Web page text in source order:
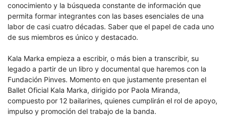
conocimiento y la búsqueda constante de información que
permita formar integrantes con las bases esenciales de una
labor de casi cuatro décadas. Saber que el papel de cada uno
de sus miembros es único y destacado.
Kala Marka empieza a escribir, o más bien a transcribir, su
legado a partir de un libro y documental que haremos con la
Fundación Pinves. Momento en que justamente presentan el
Ballet Oficial Kala Marka, dirigido por Paola Miranda,
compuesto por 12 bailarines, quienes cumplirán el rol de apoyo,
impulso y promoción del trabajo de la banda.